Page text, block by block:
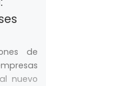
de
nuevo